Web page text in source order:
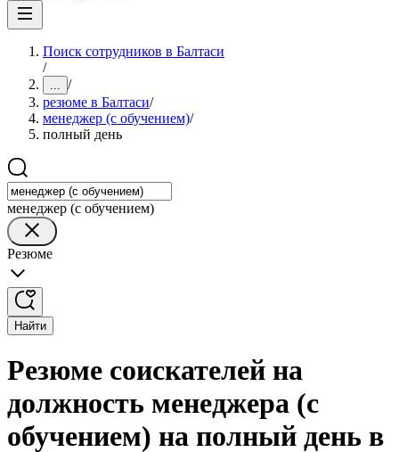
Поиск сотрудников в Балтаси
/
... /
резюме в Балтаси/
менеджер (с обучением)/
полный день
менеджер (с обучением)
Резюме
Найти
Резюме соискателей на
должность менеджера (с
обучением) на полный день в